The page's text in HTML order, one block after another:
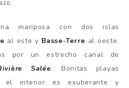
mariposa con dos islas
al este y Basse-Terre al oeste.
por un estrecho canal de
Salée. Bonitas playas
interior es exuberante y